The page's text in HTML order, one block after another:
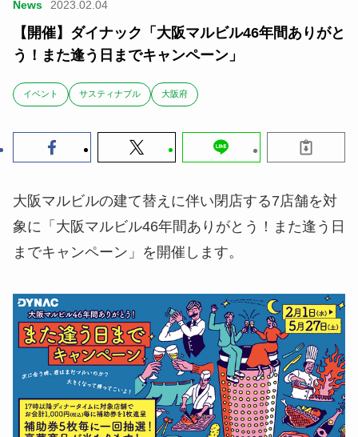
News 2023.02.04
【開催】ダイナック「大阪マルビル46年間ありがと
う！また逢う日までキャンペーン」
イベント サスティナブル 大阪府
大阪マルビルの建て替えに伴い閉店する7店舗を対
象に「大阪マルビル46年間ありがとう！また逢う日
までキャンペーン」を開催します。